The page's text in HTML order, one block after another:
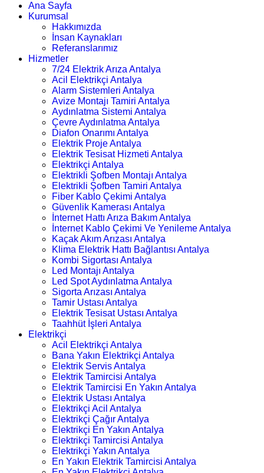
Ana Sayfa
Kurumsal
Hakkımızda
İnsan Kaynakları
Referanslarımız
Hizmetler
7/24 Elektrik Arıza Antalya
Acil Elektrikçi Antalya
Alarm Sistemleri Antalya
Avize Montajı Tamiri Antalya
Aydınlatma Sistemi Antalya
Çevre Aydınlatma Antalya
Diafon Onarımı Antalya
Elektrik Proje Antalya
Elektrik Tesisat Hizmeti Antalya
Elektrikçi Antalya
Elektrikli Şofben Montajı Antalya
Elektrikli Şofben Tamiri Antalya
Fiber Kablo Çekimi Antalya
Güvenlik Kamerası Antalya
İnternet Hattı Arıza Bakım Antalya
İnternet Kablo Çekimi Ve Yenileme Antalya
Kaçak Akım Arızası Antalya
Klima Elektrik Hattı Bağlantısı Antalya
Kombi Sigortası Antalya
Led Montajı Antalya
Led Spot Aydınlatma Antalya
Sigorta Arızası Antalya
Tamir Ustası Antalya
Elektrik Tesisat Ustası Antalya
Taahhüt İşleri Antalya
Elektrikçi
Acil Elektrikçi Antalya
Bana Yakın Elektrikçi Antalya
Elektrik Servis Antalya
Elektrik Tamircisi Antalya
Elektrik Tamircisi En Yakın Antalya
Elektrik Ustası Antalya
Elektrikçi Acil Antalya
Elektrikçi Çağır Antalya
Elektrikçi En Yakın Antalya
Elektrikçi Tamircisi Antalya
Elektrikçi Yakın Antalya
En Yakın Elektrik Tamircisi Antalya